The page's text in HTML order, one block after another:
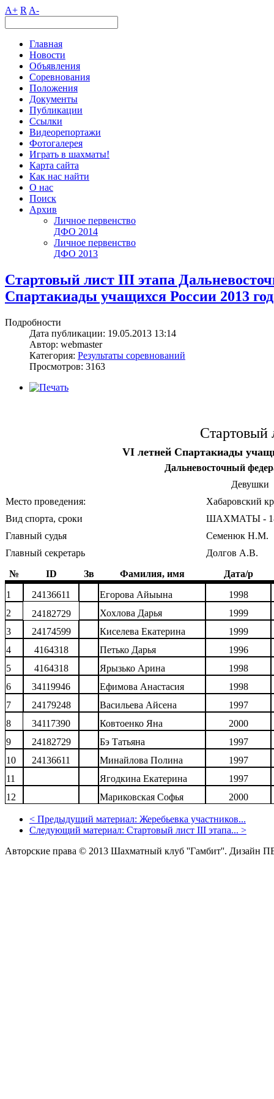
A+ R A-
Главная
Новости
Объявления
Соревнования
Положения
Документы
Публикации
Ссылки
Видеорепортажи
Фотогалерея
Играть в шахматы!
Карта сайта
Как нас найти
О нас
Поиск
Архив
Личное первенство
ДФО 2014
Личное первенство
ДФО 2013
Стартовый лист III этапа
Спартакиады учащихся России 2013
Подробности
Дата публикации: 19.05.2013 13:14
Автор: webmaster
Категория: Результаты соревнований
Просмотров: 3163
Стартовый
VI летней Спартакиады
Дальневосточный
Девушки
Место проведения:
Хабаровский
Вид спорта, сроки
ШАХМАТЫ - 18-
Главный судья
Семенюк Н.М.
Главный секретарь
Долгов А.В.
№
ID Зв Фамилия, имя
Дата/р
1
24136611 Егорова Айыына
1998
2
24182729 Хохлова Дарья
1999
3
24174599 Киселева Екатерина
1999
4
4164318 Петько Дарья
1996
5
4164318 Ярызько Арина
1998
6
34119946 Ефимова Анастасия
1998
7
24179248 Васильева Айсена
1997
8
34117390 Ковтоенко Яна
2000
9
24182729 Бэ Татьяна
1997
10
24136611 Минайлова Полина
1997
11
Ягодкина Екатерина
1997
12
Мариковская Софья 2000
< Предыдущий материал: Жеребьевка участников...
Следующий материал: Стартовый лист III этапа... >
Авторские права © 2013 Шахматный клуб ''Гамбит''. Дизайн